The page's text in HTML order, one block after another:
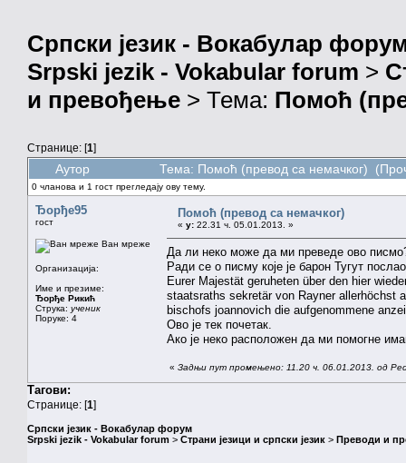
Српски језик - Вокабулар
Srpski jezik - Vokabular forum >
и превођење > Тема: Помоћ
Странице: [1]
Аутор Тема: Помоћ (превод са немачког)
0 чланова и 1 гост прегледају ову тему.
Ђорђе95
гост
Ван мреже
Организација:
Име и презиме:
Ђорђе Рикић
Струка: ученик
Поруке: 4
Помоћ (превод са немачког)
« у: 22.31 ч. 05.01.2013. »
Да ли неко може да ми преведе ово
Ради се о писму које је барон Тугут
Eurer Majestät geruheten über den hier
staatsraths sekretär von Rayner allerhöchst
bischofs joannovich die aufgenommene
Ово је тек почетак.
Ако је неко расположен да ми помогне
« Задњи пут промењено: 11.20 ч. 06.01.2013. од
Тагови:
Странице: [1]
Српски језик - Вокабулар форум
Srpski jezik - Vokabular forum > Страни језици и српски језик > Преводи и